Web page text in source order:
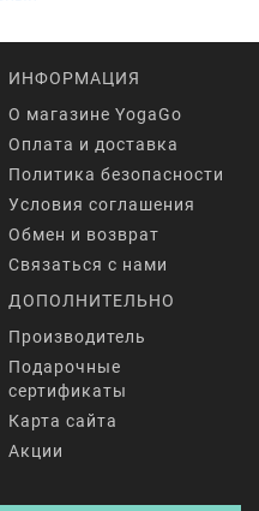
ИНФОРМАЦИЯ
О магазине YogaGo
Оплата и доставка
Политика безопасности
Условия соглашения
Обмен и возврат
Связаться с нами
ДОПОЛНИТЕЛЬНО
Производитель
Подарочные
сертификаты
Карта сайта
Акции